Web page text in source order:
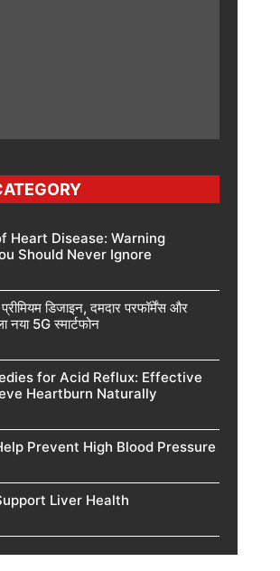
Heart Disease: Warning
Should Never Ignore
डिजाइन, दमदार परफॉर्मेंस और
नया 5G स्मार्टफोन
for Acid Reflux: Effective
Heartburn Naturally
Prevent High Blood Pressure
Liver Health